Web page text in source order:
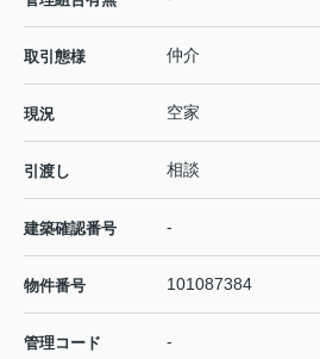
取引態様 仲介
現況 空家
引渡し 相談
建築確認番号 -
物件番号 101087384
管理コード -